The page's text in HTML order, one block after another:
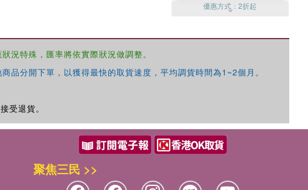
優惠方式：2折起
況特殊，匯率將依實際狀況做調整。
分開下單，以獲得最快的取貨速度，平均調貨時間為1~2個月。
受退貨。
聚焦三民 >>